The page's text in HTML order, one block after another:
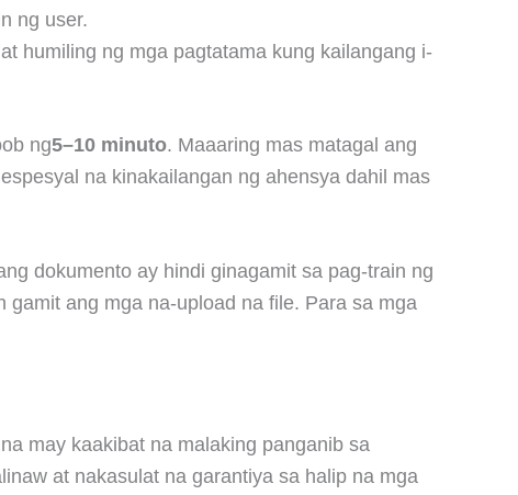
ng user.
humiling ng mga pagtatama kung kailangang i-
ng5–10 minuto. Maaaring mas matagal ang
na kinakailangan ng ahensya dahil mas
dokumento ay hindi ginagamit sa pag-train ng
ang mga na-upload na file. Para sa mga
may kaakibat na malaking panganib sa
at nakasulat na garantiya sa halip na mga